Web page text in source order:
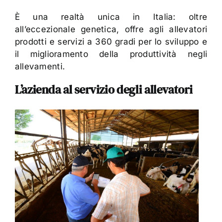
È una realtà unica in Italia: oltre
all’eccezionale genetica, offre agli allevatori
prodotti e servizi a 360 gradi per lo sviluppo e
il miglioramento della produttività negli
allevamenti.
L’azienda al servizio degli allevatori